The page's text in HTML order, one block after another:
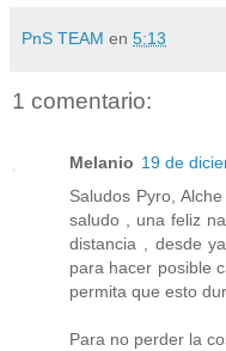
PnS TEAM en 5:13
1 comentario:
Melanio 19 de
Saludos Pyro,
saludo , una feliz
distancia , desde
para hacer posible
permita que esto
Para no perder la